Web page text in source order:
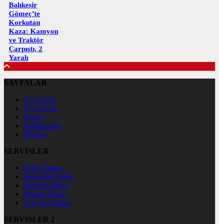
Balıkesir
Gömeç’te
Korkutan
Kaza: Kamyon
ve Traktör
Çarpıştı, 2
Yaralı
SAYFALAR
Üye Girişi
Üye Kaydı
Künye
Hakkımızda
İletişim
SERVİSLER
Futbol İddaa
Basketbol İddaa
Hentbol İddaa
Bilardo İddaa
Voleybol İddaa
SERVİSLER 2